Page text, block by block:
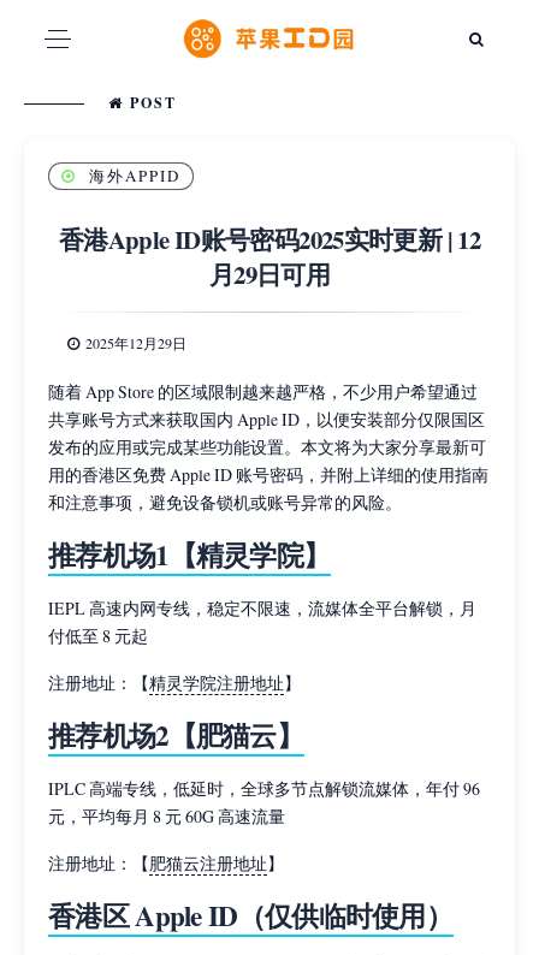
POST
海外APPID
香港Apple ID账号密码2025实时更新 | 12
月29日可用
2025年12月29日
随着 App Store 的区域限制越来越严格，不少用户希望通过
共享账号方式来获取国内 Apple ID，以便安装部分仅限国区
发布的应用或完成某些功能设置。本文将为大家分享最新可
用的香港区免费 Apple ID 账号密码，并附上详细的使用指南
和注意事项，避免设备锁机或账号异常的风险。
推荐机场1【精灵学院】
IEPL 高速内网专线，稳定不限速，流媒体全平台解锁，月
付低至 8 元起
注册地址：【精灵学院注册地址】
推荐机场2【肥猫云】
IPLC 高端专线，低延时，全球多节点解锁流媒体，年付 96
元，平均每月 8 元 60G 高速流量
注册地址：【肥猫云注册地址】
香港区 Apple ID（仅供临时使用）